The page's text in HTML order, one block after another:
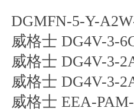
DGMFN-5-Y-
威格士 DG4V-3-
威格士 DG4V-3-
威格士 DG4V-3-
威格士 EEA-